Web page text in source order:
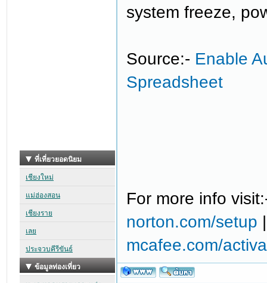
system freeze,
Source:- Enable
Spreadsheet
For more info
norton.com/setup
mcafee.com/